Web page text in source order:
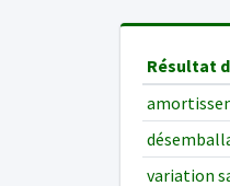
Résultat
variation